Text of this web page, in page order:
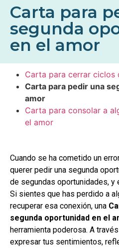
Carta para
segunda
en el amor
Carta para cerrar ciclos
Carta para pedir una
amor
Carta para consolar a
el amor
Cuando se ha cometido un
querer pedir una segunda
de segundas oportunidades, y
Si sientes que has perdido a
recuperar esa conexión, una
segunda oportunidad en el
herramienta poderosa. A
expresar tus sentimientos,